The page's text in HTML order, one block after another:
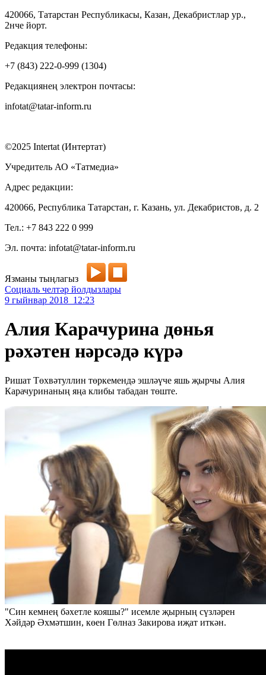
420066, Татарстан Республикасы, Казан, Декабристлар ур.,
2нче йорт.
Редакция телефоны:
+7 (843) 222-0-999 (1304)
Редакциянең электрон почтасы:
infotat@tatar-inform.ru
©2025 Intertat (Интертат)
Учредитель АО «Татмедиа»
Адрес редакции:
420066, Республика Татарстан, г. Казань, ул. Декабристов, д. 2
Тел.: +7 843 222 0 999
Эл. почта: infotat@tatar-inform.ru
Язманы тыңлагыз
Социаль челтәр йолдызлары
9 гыйнвар 2018 12:23
Алия Карачурина дөнья
рәхәтен нәрсәдә күрә
Ришат Төхвәтуллин төркемендә эшләүче яшь җырчы Алия
Карачуринаның яңа клибы табадан төште.
"Син кемнең бәхетле кояшы?" исемле җырның сүзләрен
Хәйдәр Әхмәтшин, көен Гөлназ Закирова иҗат иткән.